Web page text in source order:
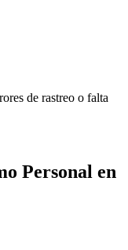
de rastreo o falta
Personal en